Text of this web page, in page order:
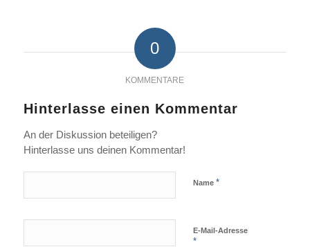
0
KOMMENTARE
Hinterlasse einen Kommentar
An der Diskussion beteiligen?
Hinterlasse uns deinen Kommentar!
Name *
E-Mail-Adresse
*